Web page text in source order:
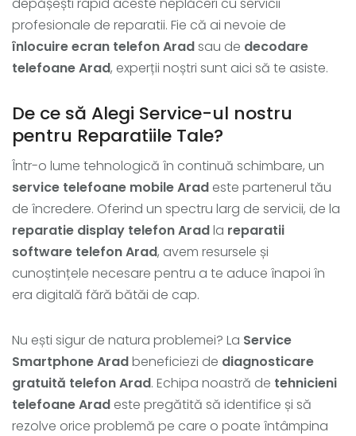
profesionale de reparatii. Fie că ai nevoie de
înlocuire ecran telefon Aradsau de decodare
telefoane Arad, experții noștri sunt aici să te asiste.
De ce să Alegi Service-ul nostru
pentru Reparatiile Tale?
Într-o lume tehnologică în continuă schimbare, un
service telefoane mobile Arad este partenerul tău
de încredere. Oferind un spectru larg de servicii, de la
reparatie display telefon Aradla reparatii
software telefon Arad, avem resursele și
cunoștințele necesare pentru a te aduce înapoi în
era digitală fără bătăi de cap.
Nu ești sigur de natura problemei? La Service
Smartphone Aradbeneficiezi de diagnosticare
gratuită telefon Arad. Echipa noastră de tehnicieni
telefoane Arad este pregătită să identifice și să
rezolve orice problemă pe care o poate întâmpina